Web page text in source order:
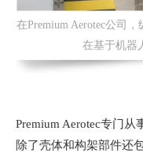
在Premium Aerotec公司
在基于机器
Premium Aerotec专门从
除了壳体和构架部件还